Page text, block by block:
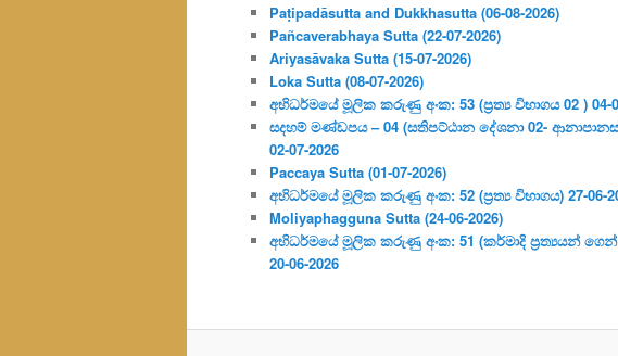
Paṭipadāsutta and Dukkhasutta (06-08-2026)
Pañcaverabhaya Sutta (22-07-2026)
Ariyasāvaka Sutta (15-07-2026)
Loka Sutta (08-07-2026)
අභිධර්මයේ මූලික කරුණු අංක: 53 (ප්‍ර‍ත්‍ය විභාගය 02 ) 04-
සදහම් මණ්ඩපය – 04 (සතිපට්ඨාන දේශනා 02-
02-07-2026
Paccaya Sutta (01-07-2026)
අභිධර්මයේ මූලික කරුණු අංක: 52 (ප්‍ර‍ත්‍ය විභාගය) 27-06-
Moliyaphagguna Sutta (24-06-2026)
අභිධර්මයේ මූලික කරුණු අංක: 51 (කර්මාදි ප්‍ර‍ත්‍යයන්
20-06-2026